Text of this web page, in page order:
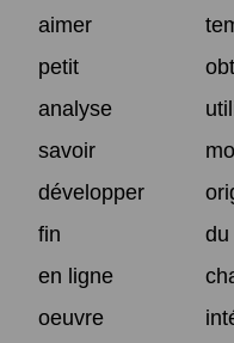
aimer
petit
analyse
savoir
développer
fin
du
en ligne
oeuvre